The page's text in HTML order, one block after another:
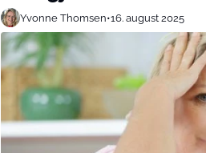
Yvonne Thomsen•16. august 2025